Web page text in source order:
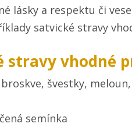
lásky a respektu či
satvické stravy
vhodné
švestky,
semínka